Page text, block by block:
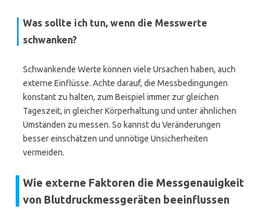
Was sollte ich tun, wenn die Messwerte
schwanken?
Schwankende Werte können viele Ursachen haben, auch
externe Einflüsse. Achte darauf, die Messbedingungen
konstant zu halten, zum Beispiel immer zur gleichen
Tageszeit, in gleicher Körperhaltung und unter ähnlichen
Umständen zu messen. So kannst du Veränderungen
besser einschätzen und unnötige Unsicherheiten
vermeiden.
Wie externe Faktoren die Messgenauigkeit
von Blutdruckmessgeräten beeinflussen